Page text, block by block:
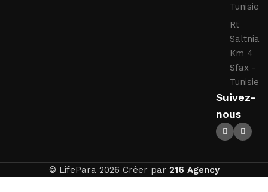
Tunisie
Rt
Saltnia
Km 4
Sfax -
Tunisie
Suivez-
nous
© LifePara 2026 Créer par 216 Agency